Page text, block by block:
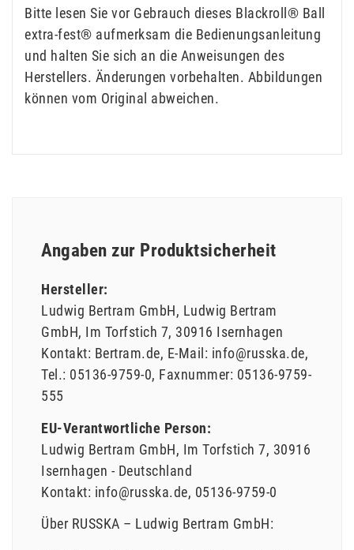
Bitte lesen Sie vor Gebrauch dieses Blackroll® Ball
extra-fest® aufmerksam die Bedienungsanleitung
und halten Sie sich an die Anweisungen des
Herstellers. Änderungen vorbehalten. Abbildungen
können vom Original abweichen.
Angaben zur Produktsicherheit
Hersteller:
Ludwig Bertram GmbH Ludwig Bertram
GmbH Im Torfstich 7 30916 Isernhagen
Kontakt: Bertram.de E-Mail: info@russka.de
Tel.: 05136-9759-0 Faxnummer: 05136-9759-
555
EU-Verantwortliche Person:
Ludwig Bertram GmbH Im Torfstich 7 30916
Isernhagen
Deutschland
Kontakt: info@russka.de 05136-9759-0
Über RUSSKA – Ludwig Bertram GmbH: